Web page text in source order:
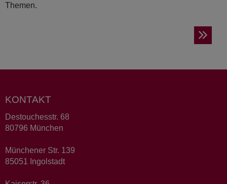
Themen.
KONTAKT
Destouchesstr. 68
80796 München
Münchener Str. 139
85051 Ingolstadt